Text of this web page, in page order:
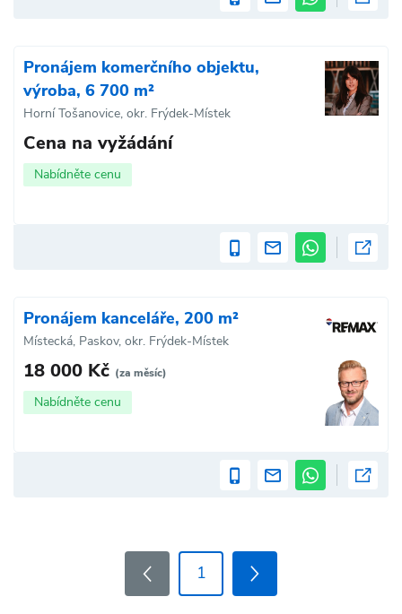
Pronájem komerčního objektu,
výroba, 6 700 m²
Horní Tošanovice, okr. Frýdek-Místek
Cena na vyžádání
Nabídněte cenu
Pronájem kanceláře, 200 m²
Místecká, Paskov, okr. Frýdek-Místek
18 000 Kč (za měsíc)
Nabídněte cenu
1